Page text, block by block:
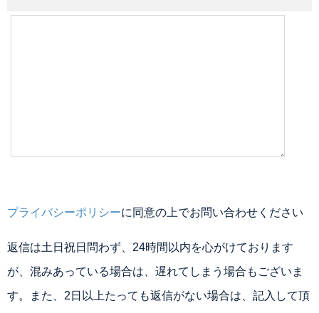
プライバシーポリシーに同意の上でお問い合わせください
返信は土日祝日問わず、24時間以内を心がけております
が、混みあっている場合は、遅れてしまう場合もございま
す。また、2日以上たっても返信がない場合は、記入して頂